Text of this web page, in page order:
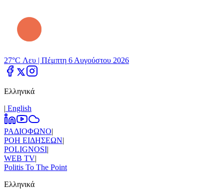
27°C Λευ | Πέμπτη 6 Αυγούστου 2026
Ελληνικά
| Εnglish
ΡΑΔΙΟΦΩΝΟ|
ΡΟΗ ΕΙΔΗΣΕΩΝ|
POLIGNOSI|
WEB TV|
Politis To The Point
Ελληνικά